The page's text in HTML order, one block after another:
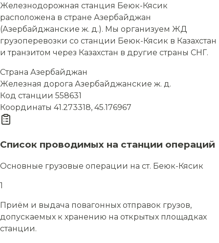
Железнодорожная станция Беюк-Кясик
расположена в стране Азербайджан
(Азербайджанские ж. д.). Мы организуем ЖД
грузоперевозки со станции Беюк-Кясик в Казахстан
и транзитом через Казахстан в другие страны СНГ.
Страна Азербайджан
Железная дорога Азербайджанские ж. д.
Код станции 558631
Координаты 41.273318, 45.176967
Список проводимых на станции операций
Основные грузовые операции на ст. Беюк-Кясик
1
Приём и выдача повагонных отправок грузов,
допускаемых к хранению на открытых площадках
станции.